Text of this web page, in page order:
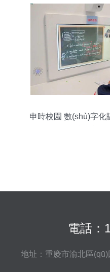
申時校園 數(shù)字化
電話：
地址：重慶市渝北區